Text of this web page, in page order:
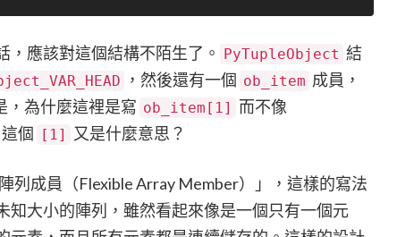
應該對這個結構不陌生了。 PyTupleObject 結
，然後還有一個 ob_item 成員，
，為什麼這裡是寫 ob_item[1] 而不像
這個 [1] 又是什麼意思？
列成員（Flexible Array Member）」，這樣的寫法
知大小的陣列，雖然看起來像是一個只有一個元